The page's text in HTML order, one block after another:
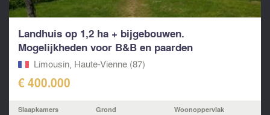
Landhuis op 1,2 ha + bijgebouwen.
Mogelijkheden voor B&B en paarden
Limousin, Haute-Vienne (87)
€ 400.000
Slaapkamers Grond Woonoppervlak